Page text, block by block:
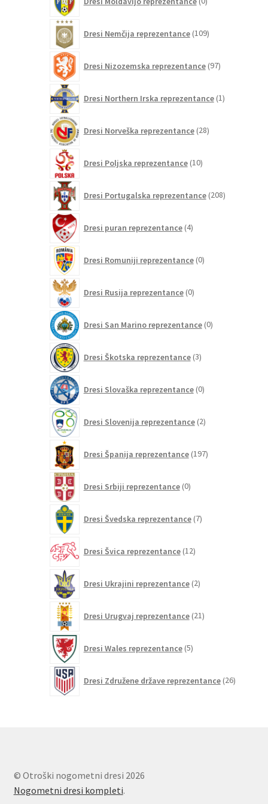
izdelkov
Dresi Nemčija reprezentance 109izdelkov
Dresi Nizozemska reprezentance 97izdelkov
Dresi Northern Irska reprezentance 1izdelek
Dresi Norveška reprezentance 28izdelkov
Dresi Poljska reprezentance 10izdelkov
Dresi Portugalska reprezentance 208izdelkov
Dresi puran reprezentance 4izdelki
Dresi Romuniji reprezentance 0izdelkov
Dresi Rusija reprezentance 0izdelkov
Dresi San Marino reprezentance 0izdelkov
Dresi Škotska reprezentance 3izdelki
Dresi Slovaška reprezentance 0izdelkov
Dresi Slovenija reprezentance 2izdelka
Dresi Španija reprezentance 197izdelkov
Dresi Srbiji reprezentance 0izdelkov
Dresi Švedska reprezentance 7izdelkov
Dresi Švica reprezentance 12izdelkov
Dresi Ukrajini reprezentance 2izdelka
Dresi Urugvaj reprezentance 21izdelkov
Dresi Wales reprezentance 5izdelkov
Dresi Združene države reprezentance 26izdelkov
© Otroški nogometni dresi 2026
Nogometni dresi kompleti.